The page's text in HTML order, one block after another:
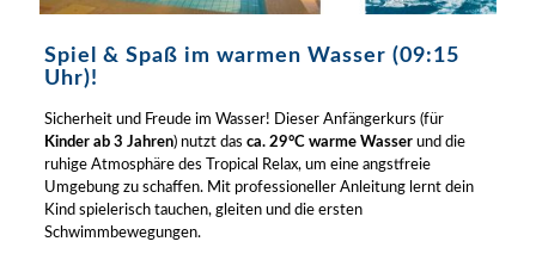
Spiel & Spaß im warmen Wasser (09:15
Uhr)!
Sicherheit und Freude im Wasser! Dieser Anfängerkurs (für
Kinder ab 3 Jahren) nutzt das ca. 29°C warme Wasserund die
ruhige Atmosphäre des Tropical Relax, um eine angstfreie
Umgebung zu schaffen. Mit professioneller Anleitung lernt dein
Kind spielerisch tauchen, gleiten und die ersten
Schwimmbewegungen.